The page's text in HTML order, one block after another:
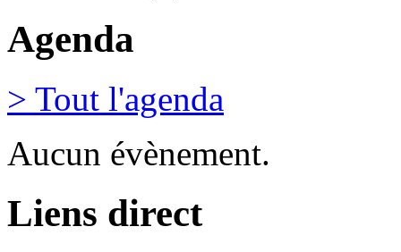
Agenda
> Tout l'agenda
Aucun évènement.
Liens direct